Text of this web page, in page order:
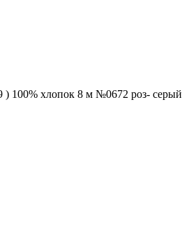
100% хлопок 8 м №0672 роз- серый